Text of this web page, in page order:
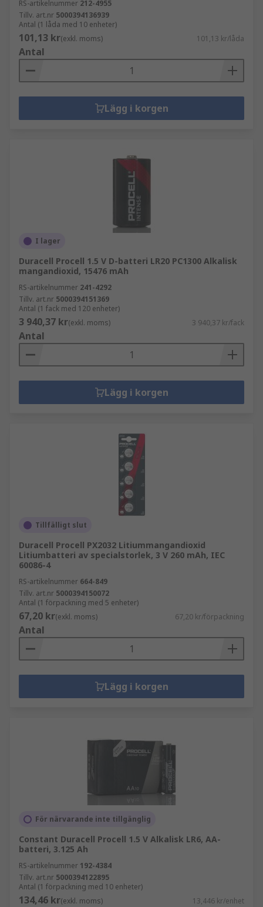
RS-artikelnummer 212-4955
Tillv. art.nr 5000394136939
Antal (1 låda med 10 enheter)
101,13 kr(exkl. moms) 101,13 kr/låda
Antal
Lägg i korgen
I lager
Duracell Procell 1.5 V D-batteri LR20 PC1300 Alkalisk
mangandioxid, 15476 mAh
RS-artikelnummer 241-4292
Tillv. art.nr 5000394151369
Antal (1 fack med 120 enheter)
3 940,37 kr(exkl. moms) 3 940,37 kr/fack
Antal
Lägg i korgen
Tillfälligt slut
Duracell Procell PX2032 Litiummangandioxid
Litiumbatteri av specialstorlek, 3 V 260 mAh, IEC
60086-4
RS-artikelnummer 664-849
Tillv. art.nr 5000394150072
Antal (1 förpackning med 5 enheter)
67,20 kr(exkl. moms) 67,20 kr/förpackning
Antal
Lägg i korgen
För närvarande inte tillgänglig
Constant Duracell Procell 1.5 V Alkalisk LR6, AA-
batteri, 3.125 Ah
RS-artikelnummer 192-4384
Tillv. art.nr 5000394122895
Antal (1 förpackning med 10 enheter)
134,46 kr(exkl. moms) 13,446 kr/enhet